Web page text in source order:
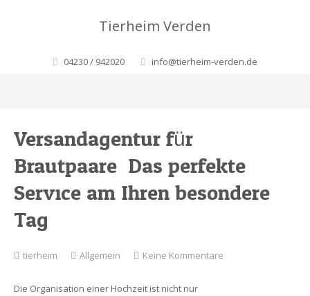
Tierheim Verden
04230 / 942020 info@tierheim-verden.de
Versandagentur für
Brautpaare: Das perfekte
Service am Ihren besondere
Tag
tierheim Allgemein Keine Kommentare
Die Organisation einer Hochzeit ist nicht nur